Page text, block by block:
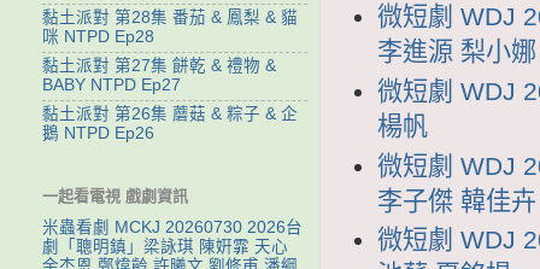
微短劇 WDJ
李進源 梨小娜
微短劇 WDJ
楊帆
微短劇 WDJ
李子傑 韓佳卉
微短劇 WDJ
黏土派對 第28集 番茄 & 鳳梨 & 貓
咪 NTPD Ep28
黏土派對 第27集 餅乾 & 禮物 &
BABY NTPD Ep27
黏土派對 第26集 蘑菇 & 粽子 & 企
鵝 NTPD Ep26
一起看電視 戲劇資訊
米蟲看劇 MCKJ 20260730 2026台
劇「聰明鎮」梁詠琪 陳姸霏 天心